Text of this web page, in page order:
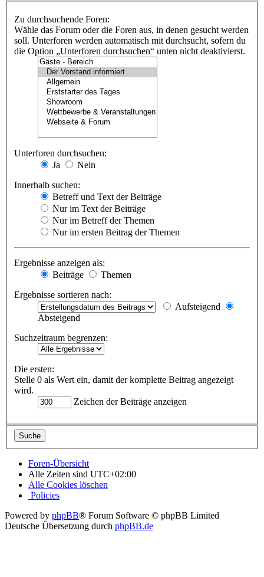
Zu durchsuchende Foren:
Wähle das Forum oder die Foren aus, in denen gesucht werden
soll. Unterforen werden automatisch mit durchsucht, sofern du
die Option „Unterforen durchsuchen“ unten nicht deaktivierst.
Unterforen durchsuchen:
Ja
Nein
Innerhalb suchen:
Betreff und Text der Beiträge
Nur im Text der Beiträge
Nur im Betreff der Themen
Nur im ersten Beitrag der Themen
Ergebnisse anzeigen als:
Beiträge
Themen
Ergebnisse sortieren nach:
Aufsteigend
Absteigend
Suchzeitraum begrenzen:
Die ersten:
Stelle 0 als Wert ein, damit der komplette Beitrag angezeigt
wird.
Zeichen der Beiträge anzeigen
Foren-Übersicht
Alle Zeiten sind UTC+02:00
Alle Cookies löschen
Policies
Powered by phpBB® Forum Software © phpBB Limited
Deutsche Übersetzung durch phpBB.de